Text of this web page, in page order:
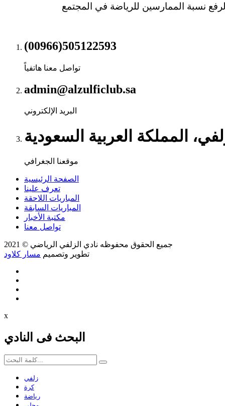
نسبة الممارسين للرياضة في المجتمع
(00966)505122593
تواصل معنا هاتفياً
admin@alzulficlub.sa
البريد الإلكتروني
المملكة العربية السعودية
موقعنا الجغرافي
الصفحة الرئيسية
تعرف علينا
المباريات اللاحقة
المباريات السابقة
مكتبة الأخبار
تواصل معنا
جميع الحقوق محفوظه نادي الزلفي الرياضي © 2021
تطوير وتصميم مسار كلاود
x
البحث فى النادي
زلفي
كرة
رياضة